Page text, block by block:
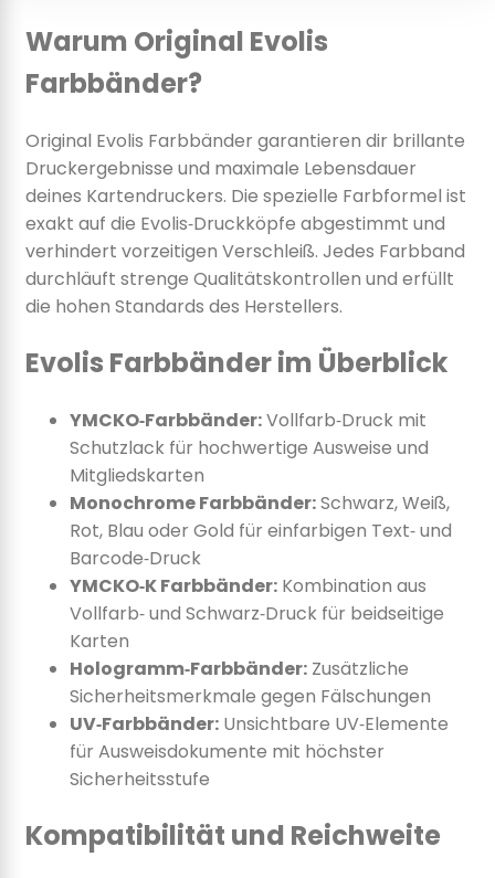
Warum Original Evolis
Farbbänder?
Original Evolis Farbbänder garantieren dir brillante
Druckergebnisse und maximale Lebensdauer
deines Kartendruckers. Die spezielle Farbformel ist
exakt auf die Evolis‑Druckköpfe abgestimmt und
verhindert vorzeitigen Verschleiß. Jedes Farbband
durchläuft strenge Qualitätskontrollen und erfüllt
die hohen Standards des Herstellers.
Evolis Farbbänder im Überblick
YMCKO‑Farbbänder:Vollfarb‑Druck mit
Schutzlack für hochwertige Ausweise und
Mitgliedskarten
Monochrome Farbbänder:Schwarz, Weiß,
Rot, Blau oder Gold für einfarbigen Text‑ und
Barcode‑Druck
YMCKO‑K Farbbänder: Kombination aus
Vollfarb‑ und Schwarz‑Druck für beidseitige
Karten
Hologramm‑Farbbänder: Zusätzliche
Sicherheitsmerkmale gegen Fälschungen
UV‑Farbbänder: Unsichtbare UV‑Elemente
für Ausweisdokumente mit höchster
Sicherheitsstufe
Kompatibilität und Reichweite